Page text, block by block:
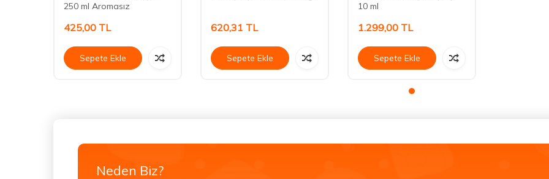
250 ml Aromasız
425,00 TL
Sepete Ekle
620,31 TL
Sepete Ekle
10 ml
1.299,00 TL
Sepete Ekle
Neden Biz?